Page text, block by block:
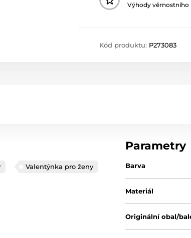
Výhody věrnostního
Kód produktu: P273083
Valentýnka pro ženy
Parametry
Barva
Materiál
Originální obal/